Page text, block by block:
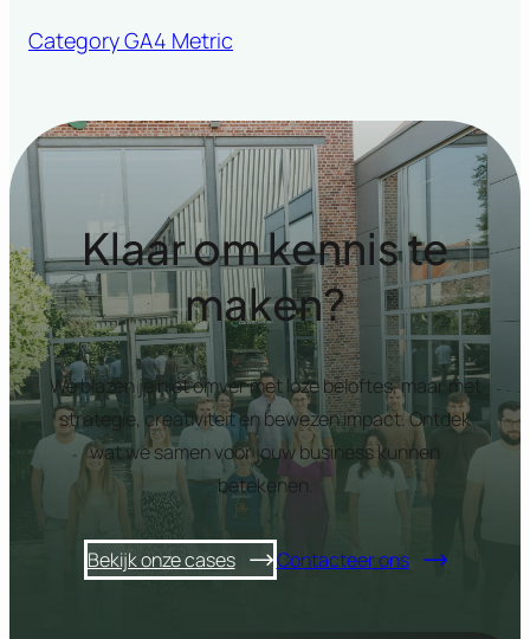
Category GA4 Metric
Klaar om kennis te
maken?
We blazen je niet omver met loze beloftes, maar met
strategie, creativiteit en bewezen impact. Ontdek
wat we samen voor jouw business kunnen
betekenen.
Bekijk onze cases Contacteer ons